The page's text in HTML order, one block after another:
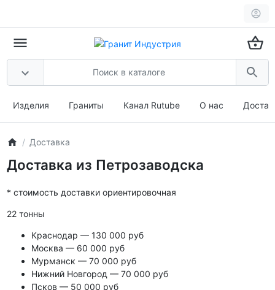
Изделия Граниты Канал Rutube О нас
Доставка
Доставка из Петрозаводска
* стоимость доставки ориентировочная
22 тонны
Краснодар — 130 000 руб
Москва — 60 000 руб
Мурманск — 70 000 руб
Нижний Новгород — 70 000 руб
Псков — 50 000 руб